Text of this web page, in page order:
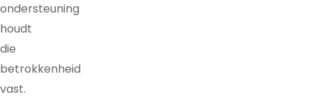
ondersteuning
houdt
die
betrokkenheid
vast.